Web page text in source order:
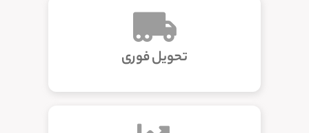
تحویل فوری